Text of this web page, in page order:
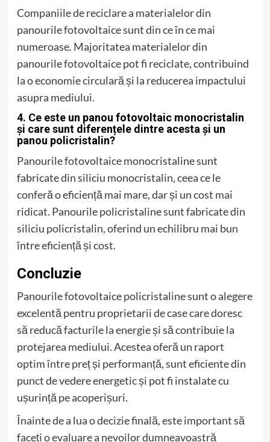
Companiile de reciclare a materialelor din
panourile fotovoltaice sunt din ce în ce mai
numeroase. Majoritatea materialelor din
panourile fotovoltaice pot fi reciclate, contribuind
la o economie circulară și la reducerea impactului
asupra mediului.
4. Ce este un panou fotovoltaic monocristalin
și care sunt diferențele dintre acesta și un
panou policristalin?
Panourile fotovoltaice monocristaline sunt
fabricate din siliciu monocristalin, ceea ce le
conferă o eficiență mai mare, dar și un cost mai
ridicat. Panourile policristaline sunt fabricate din
siliciu policristalin, oferind un echilibru mai bun
între eficiență și cost.
Concluzie
Panourile fotovoltaice policristaline sunt o alegere
excelentă pentru proprietarii de case care doresc
să reducă facturile la energie și să contribuie la
protejarea mediului. Acestea oferă un raport
optim între preț și performanță, sunt eficiente din
punct de vedere energetic și pot fi instalate cu
ușurință pe acoperișuri.
Înainte de a lua o decizie finală, este important să
faceți o evaluare a nevoilor dumneavoastră